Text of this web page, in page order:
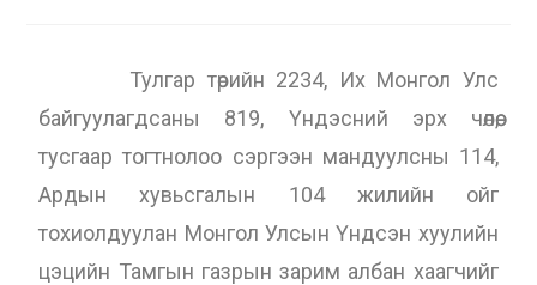
Тулгар төрийн 2234, Их Монгол Улс
байгуулагдсаны 819, Үндэсний эрх чөлөө,
тусгаар тогтнолоо сэргээн мандуулсны 114,
Ардын хувьсгалын 104 жилийн ойг
тохиолдуулан Монгол Улсын Үндсэн хуулийн
цэцийн Тамгын газрын зарим албан хаагчийг